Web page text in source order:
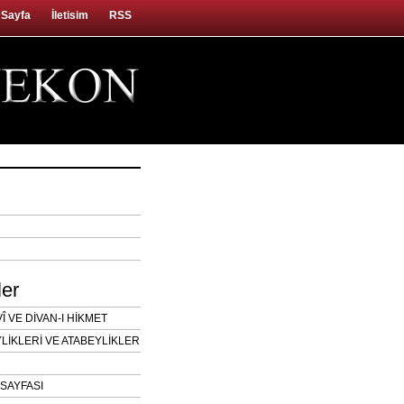
İletisim RSS
VE DİVAN-I HİKMET
VE ATABEYLİKLER